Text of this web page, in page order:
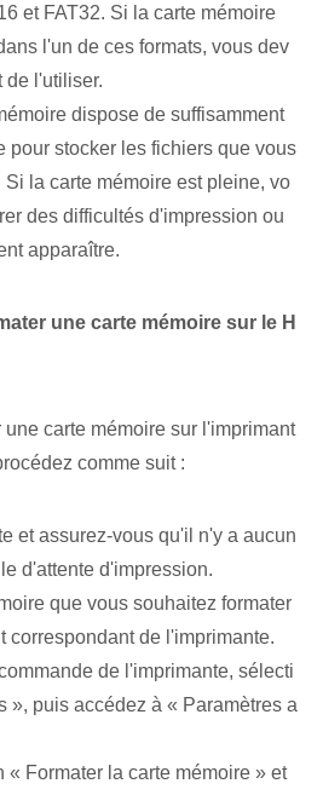
et FAT32. Si la carte mémoire‌
l'un de ces formats, vous dev
de l'utiliser.
dispose de suffisamment
pour stocker les fichiers que vous
la carte mémoire est pleine, vo
des difficultés d'impression ou
apparaître.
une carte mémoire sur le H
carte mémoire sur l'imprimant
comme suit :
et assurez-vous qu'il n'y a aucun
d'attente d'impression.
que vous souhaitez formater
correspondant de l'imprimante.
de l'imprimante,⁤ sélecti
», puis accédez à⁣ « Paramètres a
« Formater la carte mémoire » et